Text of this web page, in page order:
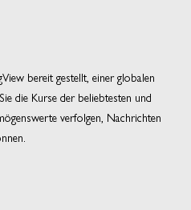
bereit gestellt, einer globalen
die Kurse der beliebtesten und
verfolgen, Nachrichten